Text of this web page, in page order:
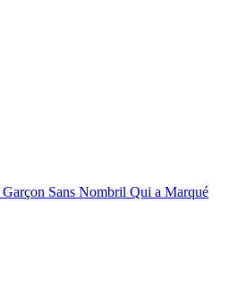
Sans Nombril Qui a Marqué